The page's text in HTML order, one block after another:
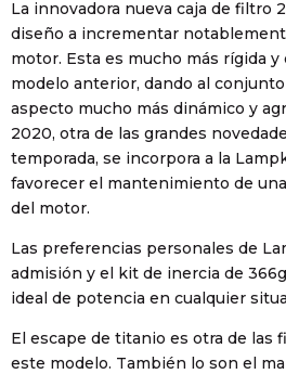
La innovadora nueva caja de filtro
diseño a incrementar
motor. Esta es mucho más rígida y
modelo anterior, dando al
aspecto mucho más dinámico y
2020, otra de las grandes
temporada, se incorpora a la
favorecer el mantenimiento de
del motor.
Las preferencias personales de
admisión y el kit de inercia de
ideal de potencia en cualquier
El escape de titanio es otra de las
este modelo. También lo son el